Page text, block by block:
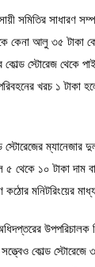
সমিতির সাধারণ
কেনা আলু ৩৫ টাকা
কোল্ড স্টোরেজ থেকে
খরচ ১ টাকা
স্টোরেজের ম্যানেজার
৫ থেকে ১০ টাকা দাম
কঠোর মনিটরিংয়ের
কোল্ড